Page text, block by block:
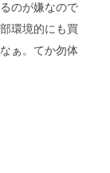
のが嫌なので
環境的にも買
ぁ。てか勿体